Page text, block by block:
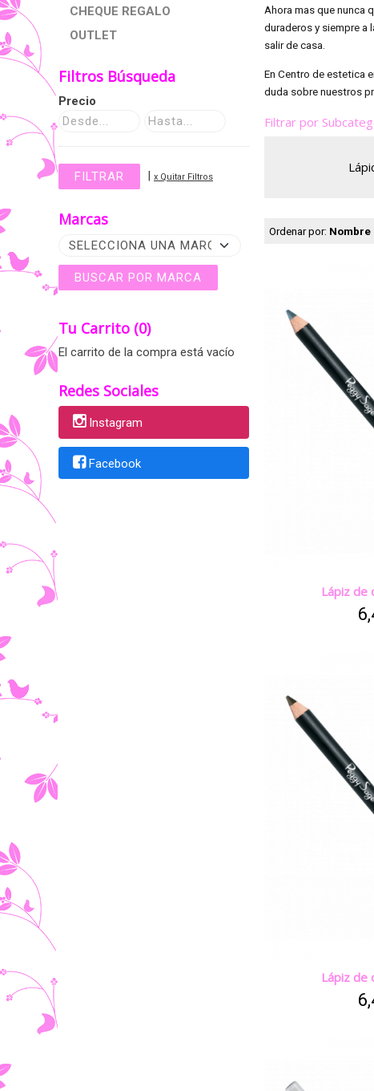
CHEQUE REGALO
OUTLET
Filtros Búsqueda
Precio
| x Quitar Filtros
Marcas
Tu Carrito (0)
El carrito de la compra está vacío
Redes Sociales
Instagram
Facebook
Ahora mas que nunca
duraderos y siempre a
salir de casa.
En Centro de estetica
duda sobre nuestros
Filtrar por
Ordenar por: Nombre
Lápiz de
Lápiz de